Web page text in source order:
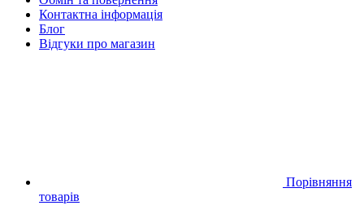
Контактна інформація
Блог
Відгуки про магазин
Порівняння
товарів